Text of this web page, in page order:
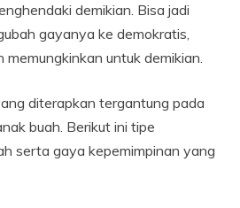
demikian. Bisa jadi
gayanya ke demokratis,
memungkinkan untuk demikian.
diterapkan tergantung pada
buah. Berikut ini tipe
serta gaya kepemimpinan yang